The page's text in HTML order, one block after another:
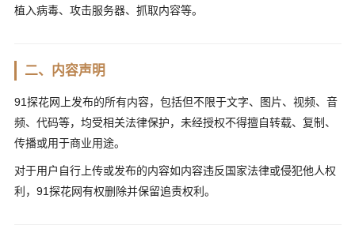
植入病毒、攻击服务器、抓取内容等。
二、内容声明
91探花网上发布的所有内容，包括但不限于文字、图片、视频、音
频、代码等，均受相关法律保护，未经授权不得擅自转载、复制、
传播或用于商业用途。
对于用户自行上传或发布的内容如内容违反国家法律或侵犯他人权
利，91探花网有权删除并保留追责权利。